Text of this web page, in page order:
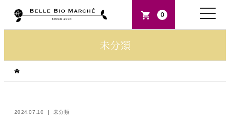
0
toggle
未分類
2024.07.10 未分類